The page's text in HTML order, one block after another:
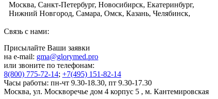
Москва, Санкт-Петербург, Новосибирск, Екатеринбург,
Нижний Новгород, Самара, Омск, Казань, Челябинск,
Воронеж, Саратов, Краснодар, Тольятти, Ижевск,
Тюмень, Махачкала, Хабаровск, Новокузнецк, Оренбург,
Кемерово, Рязань, Томск, Астрахань, Пенза, Набережные
Челны, Липецк, Тула, Киров, Чебоксары, Калининград,
Брянск, Курск, Иваново, Магнитогорск, Улан-Удэ, Тверь,
Ставрополь, Нижний Тагил, Белгород, Архангельск,
Владимир, Сочи, Курган, Смоленск, Калуга, Чита, Орёл,
Связь с нами:
Присылайте Ваши заявки
на e-mail: gma@glorymed.pro
или звоните по телефонам:
8(800) 775-72-14; +7(495) 151-82-14
Часы работы: пн-чт 9.30-18.30, пт 9.30-17.30
Москва, ул. Москворечье дом 4 корпус 5 , м. Кантемировская